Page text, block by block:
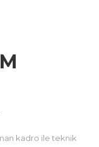
kadro ile teknik